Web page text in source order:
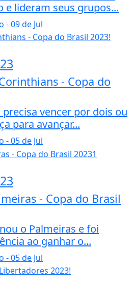
e lideram seus grupos...
- 09 de Jul
- Copa do
vencer por dois ou
para avançar...
- 05 de Jul
- Copa do Brasil
o Palmeiras e foi
ao ganhar o...
- 05 de Jul